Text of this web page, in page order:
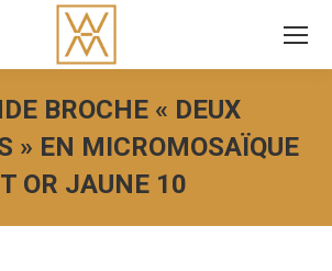
BROCHE « DEUX
» EN MICROMOSAÏQUE
OR JAUNE 10
Vous êtes ici :